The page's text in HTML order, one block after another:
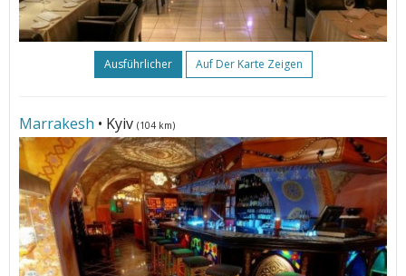
Ausführlicher Auf Der Karte Zeigen
Marrakesh • Kyiv (104 km)